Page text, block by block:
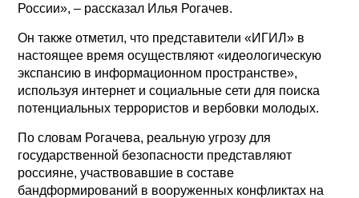
России», – рассказал Илья Рогачев.
Он также отметил, что представители «ИГИЛ» в
настоящее время осуществляют «идеологическую
экспансию в информационном пространстве»,
используя интернет и социальные сети для поиска
потенциальных террористов и вербовки молодых.
По словам Рогачева, реальную угрозу для
государственной безопасности представляют
россияне, участвовавшие в составе
бандформирований в вооруженных конфликтах на